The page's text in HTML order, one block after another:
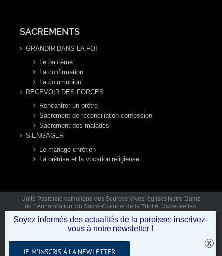
SACREMENTS
GRANDIR DANS LA FOI
Le baptême
La confirmation
La communion
RECEVOIR DES FORCES
Rencontrer un prêtre
Sacrement de réconciliation-confession
Sacrement des malades
S’ENGAGER
Le mariage chrétien
La prêtrise et la vocation religieuse
Unité Pastorale catholique des Sources Vives: églises Notre Dame
de l' Annonciation, du Sacré-Coeur et de la Trinité. Uccle-Ixelles.
mar, jeu, ven 9h30-12h30) © Copyright 2019 - Unité Pastorale des
Sources Vives .
Soyez informés des actualités de la paroisse: inscrivez-
vous à notre newsletter !
JE M’INSCRIS À LA NEWLETTER